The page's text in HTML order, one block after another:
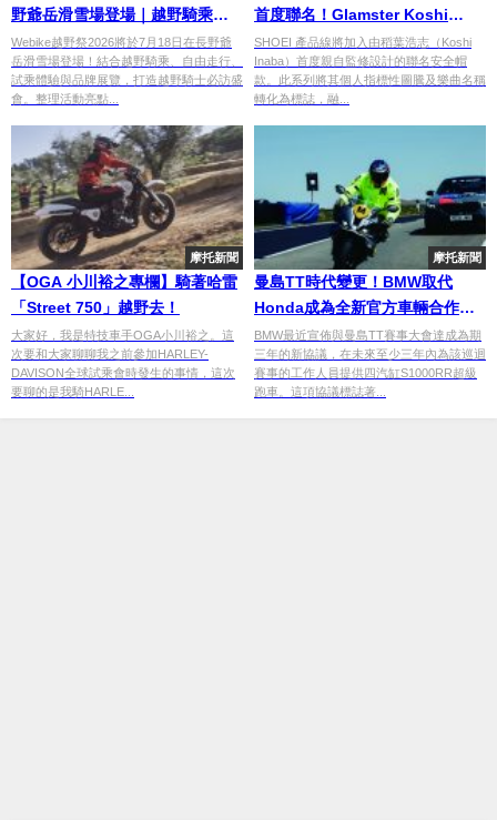
野爺岳滑雪場登場｜越野騎乘與
展覽活動一次看
Webike越野祭2026將於7月18日在長野爺
岳滑雪場登場！結合越野騎乘、自由走行、
試乘體驗與品牌展覽，打造越野騎士必訪盛
會。整理活動亮點...
首度聯名！Glamster Koshi
Inaba 2026期間限定發表：設計
細節、售價、預購情報全攻略
SHOEI 產品線將加入由稻葉浩志（Koshi
Inaba）首度親自監修設計的聯名安全帽
款。此系列將其個人指標性圖騰及樂曲名稱
轉化為標誌，融...
摩托新聞
【OGA 小川裕之專欄】騎著哈雷
「Street 750」越野去！
大家好，我是特技車手OGA小川裕之。這
次要和大家聊聊我之前參加HARLEY-
DAVISON全球試乘會時發生的事情，這次
要聊的是我騎HARLE...
摩托新聞
曼島TT時代變更！BMW取代
Honda成為全新官方車輛合作夥
伴
BMW最近宣佈與曼島TT賽事大會達成為期
三年的新協議，在未來至少三年內為該巡迴
賽事的工作人員提供四汽缸S1000RR超級
跑車。這項協議標誌著...